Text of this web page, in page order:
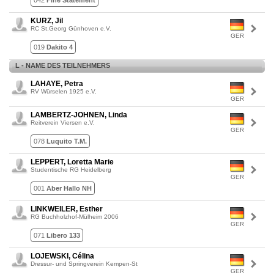
GER
KURZ, Jil
RC St.Georg Günhoven e.V.
019 Dakito 4
L - NAME DES TEILNEHMERS
GER
LAHAYE, Petra
RV Würselen 1925 e.V.
GER
LAMBERTZ-JOHNEN, Linda
Reitverein Viersen e.V.
078 Luquito T.M.
GER
LEPPERT, Loretta Marie
Studentische RG Heidelberg
001 Aber Hallo NH
GER
LINKWEILER, Esther
RG Buchholzhof-Mülheim 2006
071 Libero 133
GER
LOJEWSKI, Célina
Dressur- und Springverein Kempen-St